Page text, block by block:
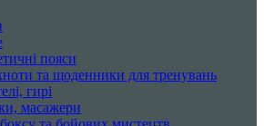
пояси
та щоденники для тренувань
гирі
масажери